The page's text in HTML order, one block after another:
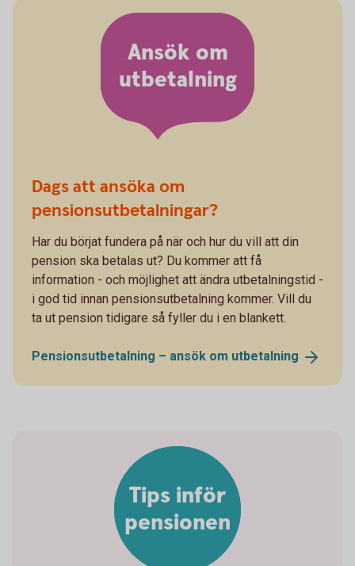
Ansök om
utbetalning
Dags att ansöka om
pensionsutbetalningar?
Har du börjat fundera på när och hur du vill att din
pension ska betalas ut? Du kommer att få
information - och möjlighet att ändra utbetalningstid -
i god tid innan pensionsutbetalning kommer. Vill du
ta ut pension tidigare så fyller du i en blankett.
Pensionsutbetalning – ansök om utbetalning
Tips inför
pensionen